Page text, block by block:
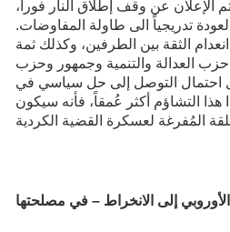
الإعلان عن وقف إطلاق النار فوراً،
تدريجياً الى طاولة المفاوضات.
الثقة بين الطرفين، وكذلك ثمة
العدالة والتنمية وجمهور وحزب
احتمال التوصل إلى حل سياسي في
هذا التشاؤم أكثر عُمقاً، فأنه سيكون